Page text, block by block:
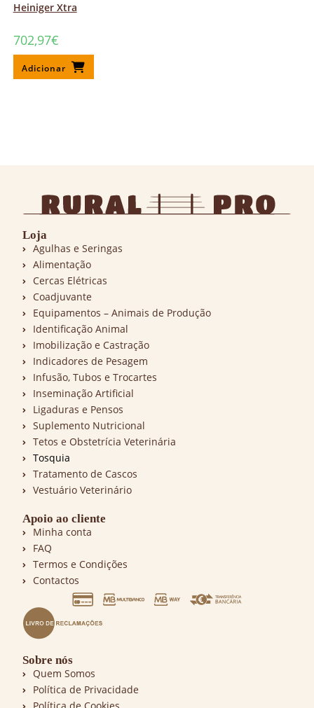
Heiniger Xtra
702,97€
Adicionar
Loja
Agulhas e Seringas
Alimentação
Cercas Elétricas
Coadjuvante
Equipamentos – Animais de Produção
Identificação Animal
Imobilização e Castração
Indicadores de Pesagem
Infusão, Tubos e Trocartes
Inseminação Artificial
Ligaduras e Pensos
Suplemento Nutricional
Tetos e Obstetrícia Veterinária
Tosquia
Tratamento de Cascos
Vestuário Veterinário
Apoio ao cliente
Minha conta
FAQ
Termos e Condições
Contactos
Sobre nós
Quem Somos
Política de Privacidade